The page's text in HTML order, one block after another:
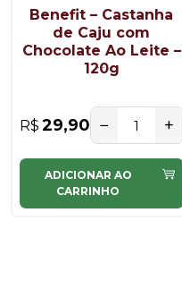
Benefit – Castanha
de Caju com
Chocolate Ao Leite –
120g
...
R$ 29,90 − +
ADICIONAR AO
CARRINHO